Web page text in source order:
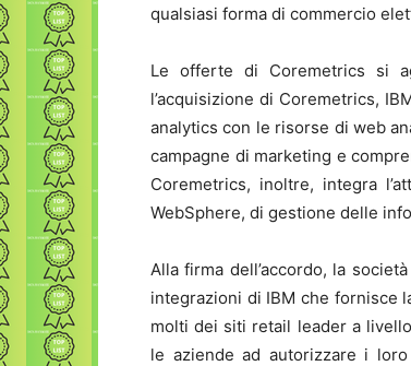
qualsiasi forma di commercio
Le offerte di Coremetrics si
l’acquisizione di Coremetrics,
analytics con le risorse di web
campagne di marketing e
Coremetrics, inoltre, integra
WebSphere, di gestione delle
Alla firma dell’accordo, la
integrazioni di IBM che fornisce
molti dei siti retail leader a
le aziende ad autorizzare i